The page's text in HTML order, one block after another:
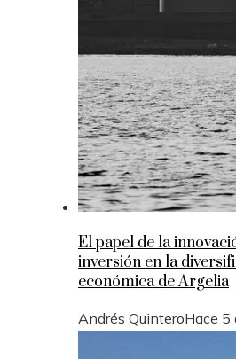
El papel de la
inversión en la
económica de Argelia
Andrés QuinteroHace 5